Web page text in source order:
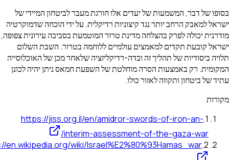
דבר, המשמעות של יעדים אלו חורגת מעבר לביטחון המיידי של
הרחב יותר נגד קיצוניות רדיקלית. על ידי הוכחה שדמוקרטיה
יכולה לפרק בהצלחה מדינת טרור המוטמעת בסביבה עירונית צפופה,
תקדים למאמצים עולמיים ללוחמה בטרור. השבת השלום
של תהליך זה ובדה-רדיקליזציה שלאחר מכן של האוכלוסייה
רק באמצעות הסרה מוחלטת של השפעת חמאס ניתן יהיה לכונן
ביטחון ותקווה לאזור כולו.
https://jiss.org.il/en/amidror-swords-of-iron-an-
interim-assessment-of-the-gaza-war/
https://en.wikipedia.org/wiki/Israel%E2%80%93Hamas_war